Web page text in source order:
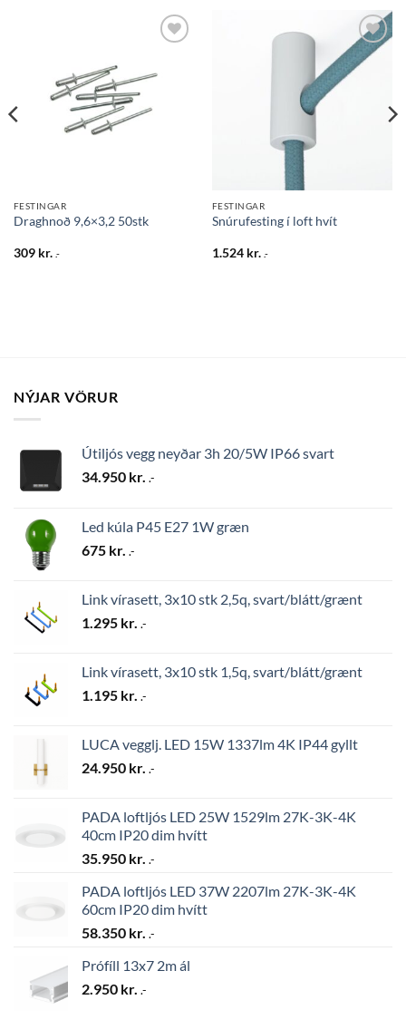
óskalista
FESTINGAR
Draghnoð 9,6×3,2 50stk
309 kr. .-
Bæta
við á
óskalista
FESTINGAR
Snúrufesting í loft hvít
1.524 kr. .-
NÝJAR VÖRUR
Útiljós vegg neyðar 3h 20/5W IP66 svart
34.950 kr. .-
Led kúla P45 E27 1W græn
675 kr. .-
Link vírasett, 3x10 stk 2,5q, svart/blátt/grænt
1.295 kr. .-
Link vírasett, 3x10 stk 1,5q, svart/blátt/grænt
1.195 kr. .-
LUCA vegglj. LED 15W 1337lm 4K IP44 gyllt
24.950 kr. .-
PADA loftljós LED 25W 1529lm 27K-3K-4K
40cm IP20 dim hvítt
35.950 kr. .-
PADA loftljós LED 37W 2207lm 27K-3K-4K
60cm IP20 dim hvítt
58.350 kr. .-
Prófíll 13x7 2m ál
2.950 kr. .-